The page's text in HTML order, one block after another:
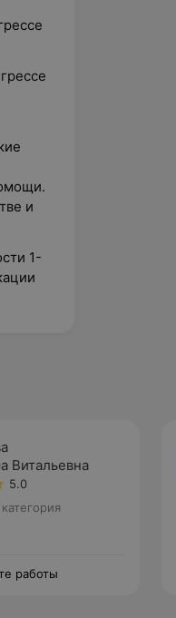
и
1-
Витальевна
5.0
работы